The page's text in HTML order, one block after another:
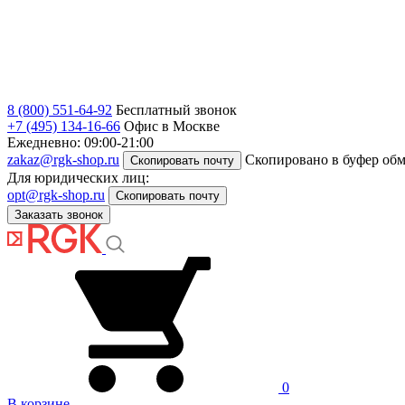
8 (800) 551-64-92 Бесплатный звонок
+7 (495) 134-16-66 Офис в Москве
Ежедневно: 09:00-21:00
zakaz@rgk-shop.ru
Скопировать почту
Скопировано в буфер
Для юридических лиц:
opt@rgk-shop.ru
Скопировать почту
Заказать звонок
0